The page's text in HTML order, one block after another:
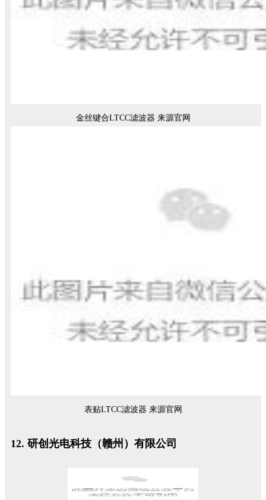
金丝键合LTCC滤波器 来源官网
表贴LTCC滤波器 来源官网
12. 研创光电科技（赣州）有限公司